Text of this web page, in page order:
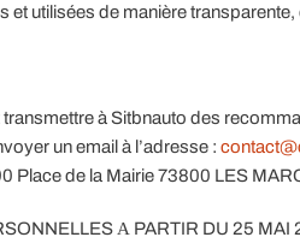
utilisées de manière
à Sitbnauto des
un email à l’adresse :
Place de la Mairie 73800 LES
А PARTIR DU 25 MAI